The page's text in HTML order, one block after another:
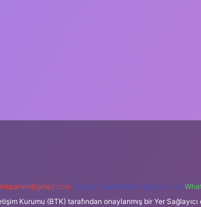
Teams: forumhizmeti@gmail.com
Kurumu (BTK) tarafından onaylanmış bir Yer